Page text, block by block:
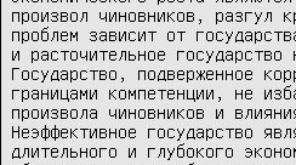
произвол чиновников, разгул
проблем зависит от
и расточительное
Государство, подверженное
границами компетенции, не
произвола чиновников и
Неэффективное государство
длительного и глубокого